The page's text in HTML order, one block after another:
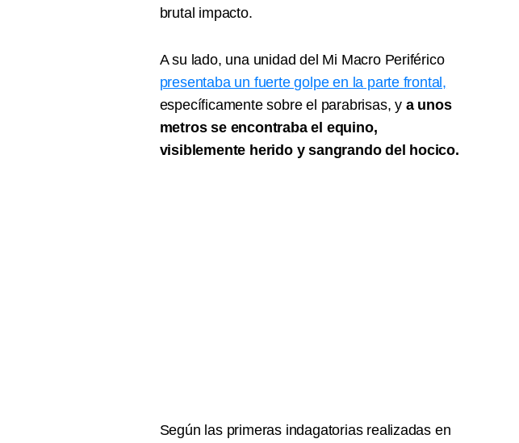
brutal impacto.
A su lado, una unidad del Mi Macro Periférico
presentaba un fuerte golpe en la parte frontal,
específicamente sobre el parabrisas, y a unos
metros se encontraba el equino,
visiblemente herido y sangrando del hocico.
Según las primeras indagatorias realizadas en